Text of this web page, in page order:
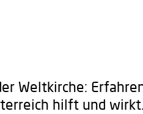
Weltkirche:
hilft und